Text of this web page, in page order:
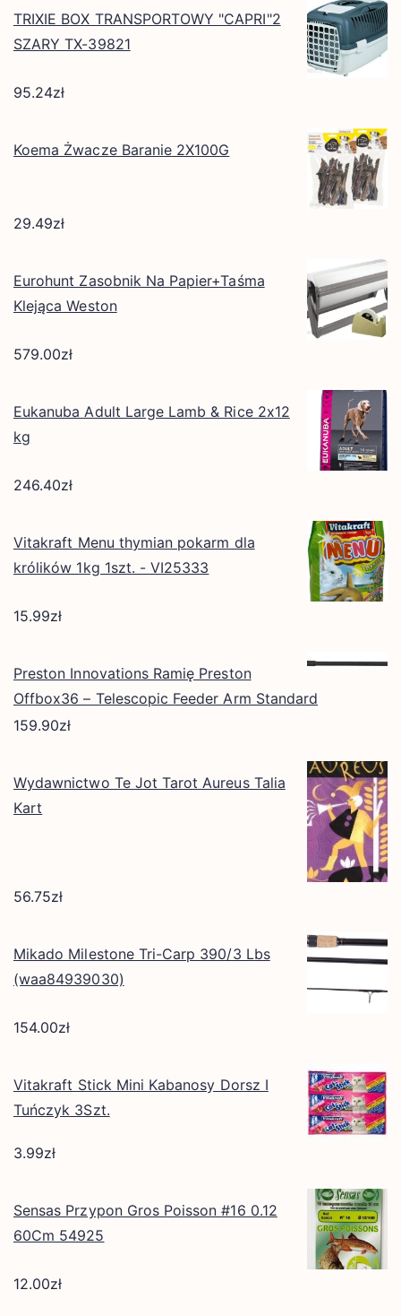
TRIXIE BOX TRANSPORTOWY "CAPRI"2
SZARY TX-39821
95.24zł
Koema Żwacze Baranie 2X100G
29.49zł
Eurohunt Zasobnik Na Papier+Taśma
Klejąca Weston
579.00zł
Eukanuba Adult Large Lamb & Rice 2x12
kg
246.40zł
Vitakraft Menu thymian pokarm dla
królików 1kg 1szt. - VI25333
15.99zł
Preston Innovations Ramię Preston
Offbox36 – Telescopic Feeder Arm Standard
159.90zł
Wydawnictwo Te Jot Tarot Aureus Talia
Kart
56.75zł
Mikado Milestone Tri-Carp 390/3 Lbs
(waa84939030)
154.00zł
Vitakraft Stick Mini Kabanosy Dorsz I
Tuńczyk 3Szt.
3.99zł
Sensas Przypon Gros Poisson #16 0.12
60Cm 54925
12.00zł